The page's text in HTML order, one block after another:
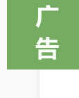
【